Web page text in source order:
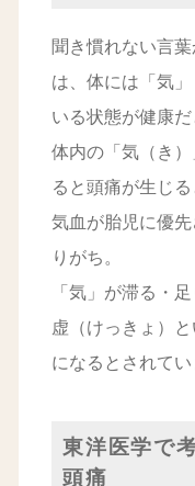
聞き慣れない言
は、体には「気
いる状態が健康だ
体内の「気（き
ると頭痛が生じ
気血が胎児に優
りがち。
「気」が滞る・
虚（けっきょ）
になるとされてい
東洋医学で
頭痛